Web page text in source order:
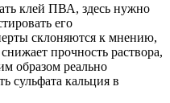
клей ПВА, здесь нужно
его
склоняются к мнению,
прочность раствора,
образом реально
сульфата кальция в